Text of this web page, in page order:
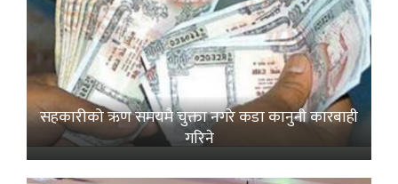
सहकारीको ऋण समयमै चुक्ता नगरे कडा कानुनी कारबाही
गरिने